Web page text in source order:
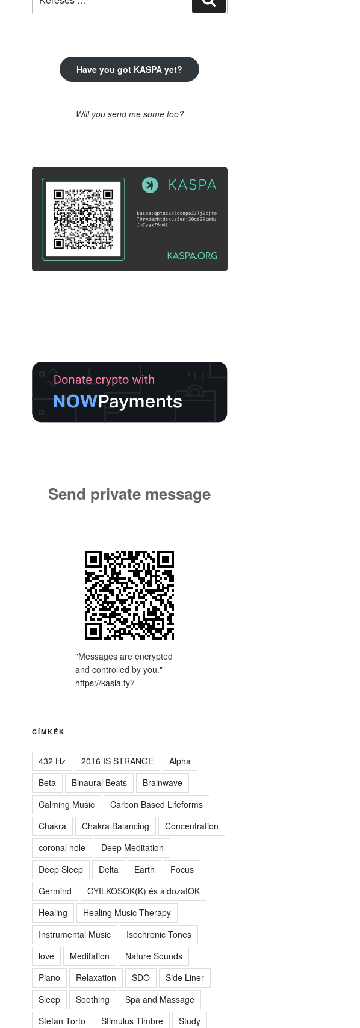
következő
Have you got KASPA yet?
Will you send me some too?
Send private message
"Messages are encrypted
and controlled by you."
https://kasia.fyi/
CÍMKÉK
432 Hz 2016 IS STRANGE
Alpha
Beta
Binaural Beats
Brainwave
Calming Music
Carbon Based Lifeforms
Chakra
Chakra Balancing
Concentration
coronal hole
Deep Meditation
Deep Sleep
Delta Earth
Focus
Germind
GYILKOSOK(K) és áldozatOK
Healing
Healing Music Therapy
Instrumental Music
Isochronic Tones
love
Meditation
Nature Sounds
Piano
Relaxation SDO
Side Liner
Sleep
Soothing
Spa and Massage
Stefan Torto
Stimulus Timbre
Study